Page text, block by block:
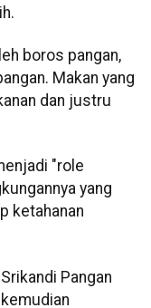
boros pangan,
Makan yang
dan justru
"role
yang
ketahanan
Pangan